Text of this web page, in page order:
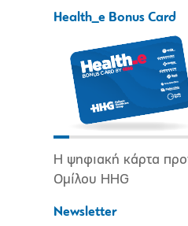
Health_e Bonus Card
Η ψηφιακή κάρτα
Ομίλου HHG
Newsletter